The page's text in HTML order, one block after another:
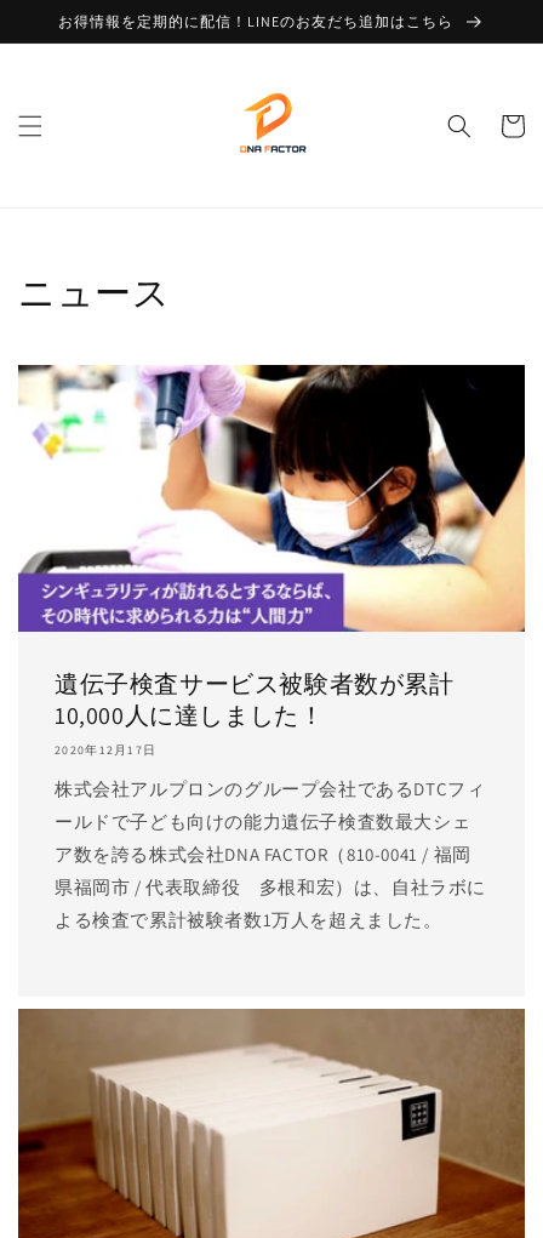
ンツに
進む
お得情報を定期的に配信！LINEのお友だち追加はこちら
ー
ニュース
遺伝子検査サービス被験者数が累計
10,000人に達しました！
2020年12月17日
株式会社アルプロンのグループ会社であるDTCフィ
ールドで子ども向けの能力遺伝子検査数最大シェ
ア数を誇る株式会社DNA FACTOR（810-0041 / 福岡
県福岡市 / 代表取締役 多根和宏）は、自社ラボに
よる検査で累計被験者数1万人を超えました。